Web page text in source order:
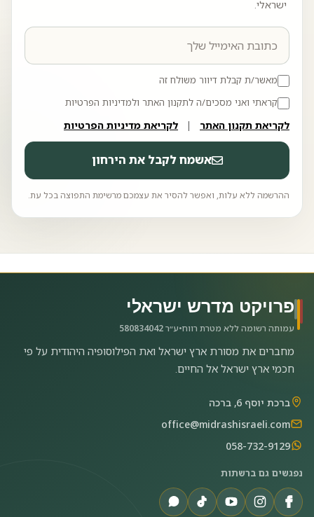
ישראלי.
מאשר/ת קבלת דיוור משולח זה
קראתי ואני מסכים/ה לתקנון האתר ולמדיניות הפרטיות
לקריאת תקנון האתר | לקריאת מדיניות הפרטיות
אשמח לקבל את הירחון
ההרשמה ללא עלות, ואפשר להסיר את עצמכם מרשימת התפוצה בכל עת.
פרויקט מדרש ישראלי
עמותה רשומה ללא מטרת רווח•ע״ר580834042
מחברים את מסורת ארץ ישראל ואת הפילוסופיה היהודית על פי
חכמי ארץ ישראל אל החיים.
ברכת יוסף 6, ברכה
office@midrashisraeli.com
058-732-9129
נפגשים גם ברשתות